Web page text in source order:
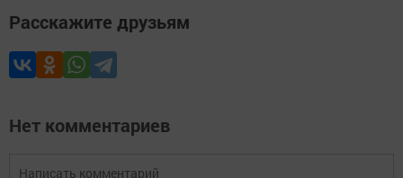
Расскажите друзьям
Нет комментариев